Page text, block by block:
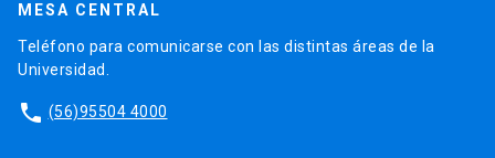
MESA CENTRAL
Teléfono para comunicarse con las distintas áreas de la
Universidad.
phone (56)95504 4000